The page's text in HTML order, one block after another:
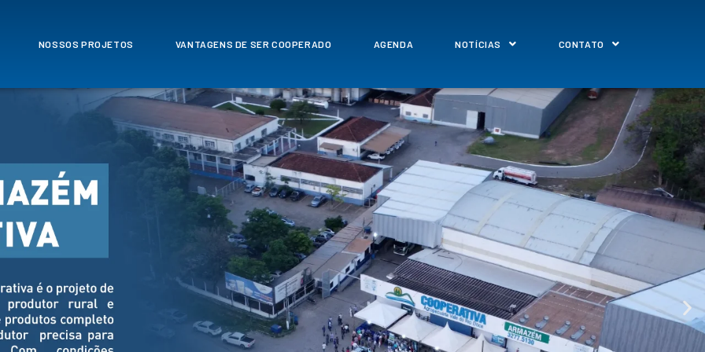
NOSSOS PROJETOS VANTAGENS DE SER COOPERADO AGENDA NOTÍCIAS CONTATO